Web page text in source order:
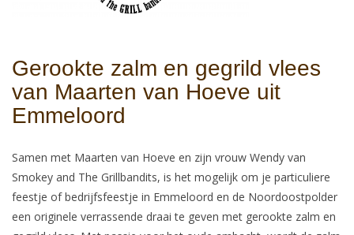
Gerookte zalm en gegrild vlees
van Maarten van Hoeve uit
Emmeloord
Samen met Maarten van Hoeve en zijn vrouw Wendy van
Smokey and The Grillbandits, is het mogelijk om je particuliere
feestje of bedrijfsfeestje in Emmeloord en de Noordoostpolder
een originele verrassende draai te geven met gerookte zalm en